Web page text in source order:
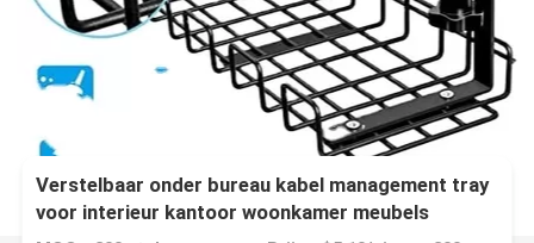
Verstelbaar onder bureau kabel management tray
voor interieur kantoor woonkamer meubels